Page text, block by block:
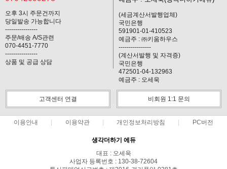
오후 3시 주문건까지
당일발송 가능합니다
----------------
주문/배송 A/S관련
070-4451-7770
----------------
상품 및 공급 상담
(세금계산서발행업체)
국민은행
591901-01-410523
예금주 : ㈜키움하우스
----------------
(계산서발행 및 자격증)
국민은행
472501-04-132963
예금주 : 오세욱
고객센터 연결 비회원 1:1 문의
이용안내 이용약관 개인정보처리방침 PC버전
생각더하기 에듀
대표 : 오세욱
사업자 등록번호 : 130-38-72604